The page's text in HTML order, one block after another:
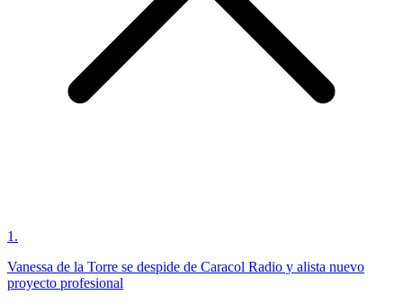
1 .
Vanessa de la Torre se despide de Caracol Radio y alista nuevo
proyecto profesional